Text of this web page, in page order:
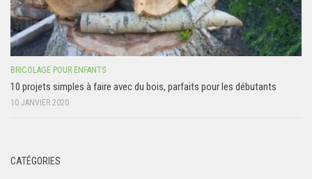
BRICOLAGE POUR ENFANTS
10 projets simples à faire avec du bois, parfaits pour les débutants
10 JANVIER 2020
CATÉGORIES